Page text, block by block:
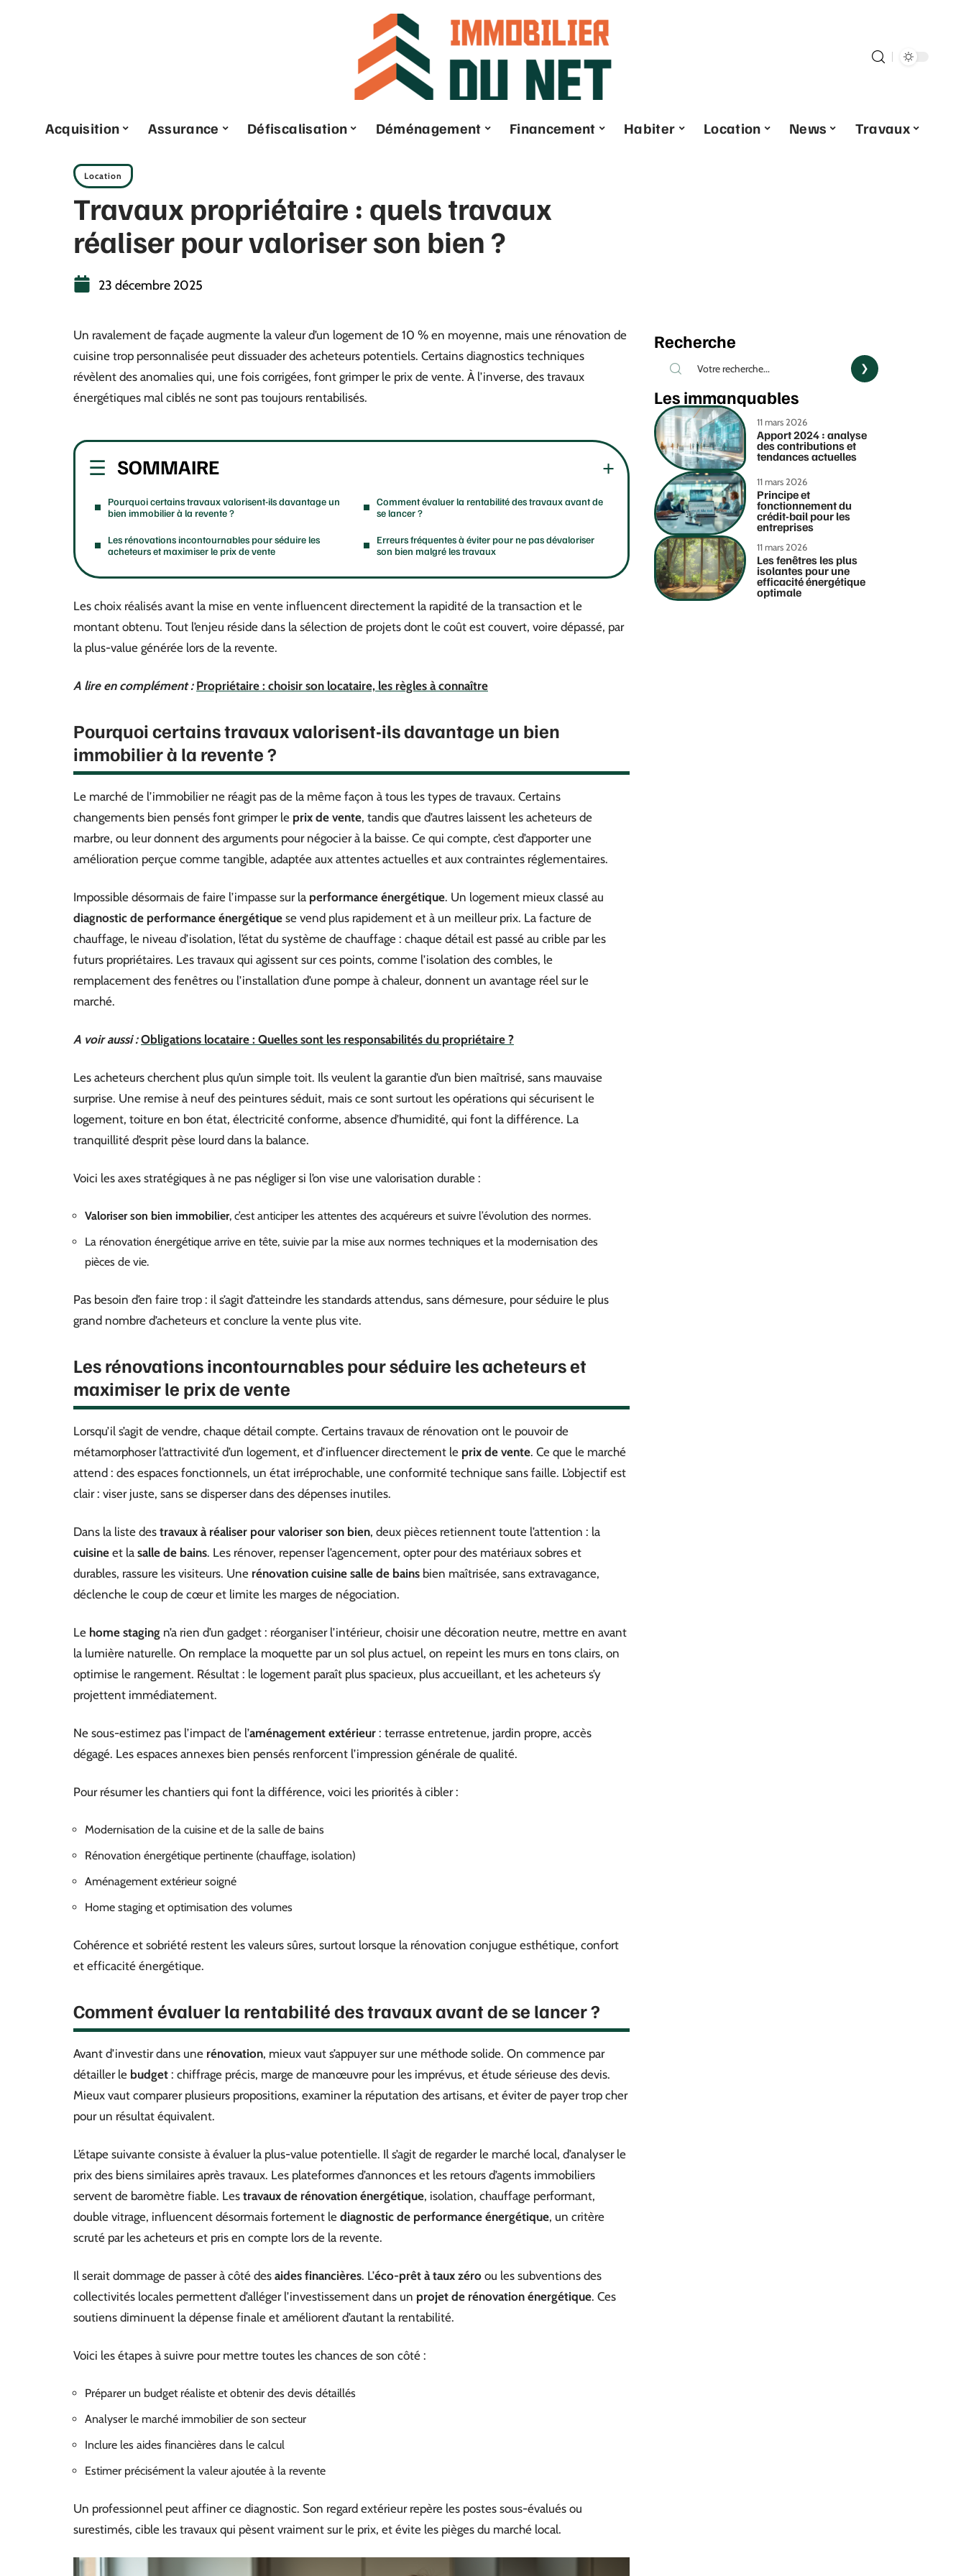
Acquisition Assurance Défiscalisation Déménagement Financement Habiter Location News Travaux
Location
Travaux propriétaire : quels travaux
réaliser pour valoriser son bien ?
23 décembre 2025
Un ravalement de façade augmente la valeur d’un logement de 10 % en moyenne, mais une rénovation de
cuisine trop personnalisée peut dissuader des acheteurs potentiels. Certains diagnostics techniques
révèlent des anomalies qui, une fois corrigées, font grimper le prix de vente. À l’inverse, des travaux
énergétiques mal ciblés ne sont pas toujours rentabilisés.
SOMMAIRE
Pourquoi certains travaux valorisent-ils davantage un
bien immobilier à la revente ?
Les rénovations incontournables pour séduire les
acheteurs et maximiser le prix de vente
Comment évaluer la rentabilité des travaux avant de
se lancer ?
Erreurs fréquentes à éviter pour ne pas dévaloriser
son bien malgré les travaux
Les choix réalisés avant la mise en vente influencent directement la rapidité de la transaction et le
montant obtenu. Tout l’enjeu réside dans la sélection de projets dont le coût est couvert, voire dépassé, par
la plus-value générée lors de la revente.
A lire en complément : Propriétaire : choisir son locataire, les règles à connaître
Pourquoi certains travaux valorisent-ils davantage un bien
immobilier à la revente ?
Le marché de l’immobilier ne réagit pas de la même façon à tous les types de travaux. Certains
changements bien pensés font grimper le prix de vente, tandis que d’autres laissent les acheteurs de
marbre, ou leur donnent des arguments pour négocier à la baisse. Ce qui compte, c’est d’apporter une
amélioration perçue comme tangible, adaptée aux attentes actuelles et aux contraintes réglementaires.
Impossible désormais de faire l’impasse sur la performance énergétique. Un logement mieux classé au
diagnostic de performance énergétique se vend plus rapidement et à un meilleur prix. La facture de
chauffage, le niveau d’isolation, l’état du système de chauffage : chaque détail est passé au crible par les
futurs propriétaires. Les travaux qui agissent sur ces points, comme l’isolation des combles, le
remplacement des fenêtres ou l’installation d’une pompe à chaleur, donnent un avantage réel sur le
marché.
A voir aussi : Obligations locataire : Quelles sont les responsabilités du propriétaire ?
Les acheteurs cherchent plus qu’un simple toit. Ils veulent la garantie d’un bien maîtrisé, sans mauvaise
surprise. Une remise à neuf des peintures séduit, mais ce sont surtout les opérations qui sécurisent le
logement, toiture en bon état, électricité conforme, absence d’humidité, qui font la différence. La
tranquillité d’esprit pèse lourd dans la balance.
Voici les axes stratégiques à ne pas négliger si l’on vise une valorisation durable :
Valoriser son bien immobilier, c’est anticiper les attentes des acquéreurs et suivre l’évolution des normes.
La rénovation énergétique arrive en tête, suivie par la mise aux normes techniques et la modernisation des
pièces de vie.
Pas besoin d’en faire trop : il s’agit d’atteindre les standards attendus, sans démesure, pour séduire le plus
grand nombre d’acheteurs et conclure la vente plus vite.
Les rénovations incontournables pour séduire les acheteurs et
maximiser le prix de vente
Lorsqu’il s’agit de vendre, chaque détail compte. Certains travaux de rénovation ont le pouvoir de
métamorphoser l’attractivité d’un logement, et d’influencer directement le prix de vente. Ce que le marché
attend : des espaces fonctionnels, un état irréprochable, une conformité technique sans faille. L’objectif est
clair : viser juste, sans se disperser dans des dépenses inutiles.
Dans la liste des travaux à réaliser pour valoriser son bien, deux pièces retiennent toute l’attention : la
cuisine et la salle de bains. Les rénover, repenser l’agencement, opter pour des matériaux sobres et
durables, rassure les visiteurs. Une rénovation cuisine salle de bains bien maîtrisée, sans extravagance,
déclenche le coup de cœur et limite les marges de négociation.
Le home staging n’a rien d’un gadget : réorganiser l’intérieur, choisir une décoration neutre, mettre en avant
la lumière naturelle. On remplace la moquette par un sol plus actuel, on repeint les murs en tons clairs, on
optimise le rangement. Résultat : le logement paraît plus spacieux, plus accueillant, et les acheteurs s’y
projettent immédiatement.
Ne sous-estimez pas l’impact de l’aménagement extérieur : terrasse entretenue, jardin propre, accès
dégagé. Les espaces annexes bien pensés renforcent l’impression générale de qualité.
Pour résumer les chantiers qui font la différence, voici les priorités à cibler :
Modernisation de la cuisine et de la salle de bains
Rénovation énergétique pertinente (chauffage, isolation)
Aménagement extérieur soigné
Home staging et optimisation des volumes
Cohérence et sobriété restent les valeurs sûres, surtout lorsque la rénovation conjugue esthétique, confort
et efficacité énergétique.
Comment évaluer la rentabilité des travaux avant de se lancer ?
Avant d’investir dans une rénovation, mieux vaut s’appuyer sur une méthode solide. On commence par
détailler le budget : chiffrage précis, marge de manœuvre pour les imprévus, et étude sérieuse des devis.
Mieux vaut comparer plusieurs propositions, examiner la réputation des artisans, et éviter de payer trop cher
pour un résultat équivalent.
L’étape suivante consiste à évaluer la plus-value potentielle. Il s’agit de regarder le marché local, d’analyser le
prix des biens similaires après travaux. Les plateformes d’annonces et les retours d’agents immobiliers
servent de baromètre fiable. Les travaux de rénovation énergétique, isolation, chauffage performant,
double vitrage, influencent désormais fortement le diagnostic de performance énergétique, un critère
scruté par les acheteurs et pris en compte lors de la revente.
Il serait dommage de passer à côté des aides financières. L’éco-prêt à taux zéro ou les subventions des
collectivités locales permettent d’alléger l’investissement dans un projet de rénovation énergétique. Ces
soutiens diminuent la dépense finale et améliorent d’autant la rentabilité.
Voici les étapes à suivre pour mettre toutes les chances de son côté :
Préparer un budget réaliste et obtenir des devis détaillés
Analyser le marché immobilier de son secteur
Inclure les aides financières dans le calcul
Estimer précisément la valeur ajoutée à la revente
Un professionnel peut affiner ce diagnostic. Son regard extérieur repère les postes sous-évalués ou
surestimés, cible les travaux qui pèsent vraiment sur le prix, et évite les pièges du marché local.
Recherche
Les immanquables
11 mars 2026
Apport 2024 : analyse
des contributions et
tendances actuelles
11 mars 2026
Principe et
fonctionnement du
crédit-bail pour les
entreprises
11 mars 2026
Les fenêtres les plus
isolantes pour une
efficacité énergétique
optimale